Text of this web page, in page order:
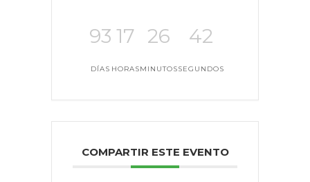
93
DÍAS
17
HORAS
26
MINUTOS
42
SEGUNDOS
COMPARTIR ESTE EVENTO